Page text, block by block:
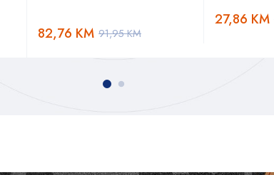
91,95KM
82,76 KM
27,86 KM